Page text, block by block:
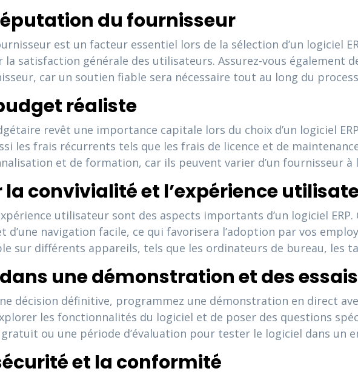
du fournisseur
est un facteur essentiel lors de la sélection d’un logiciel
la satisfaction générale des utilisateurs. Assurez-vous également
car un soutien fiable sera nécessaire tout au long du
réaliste
revêt une importance capitale lors du choix d’un logiciel
les frais récurrents tels que les frais de licence et de
et de formation, car ils peuvent varier d’un fournisseur à
la convivialité et l’expérience
utilisateur sont des aspects importants d’un logiciel
navigation facile, ce qui favorisera l’adoption par vos
sur différents appareils, tels que les ordinateurs de bureau, les
une démonstration et des essais
décision définitive, programmez une démonstration en direct
les fonctionnalités du logiciel et de poser des questions
gratuit ou une période d’évaluation pour tester le logiciel dans un
et la conformité